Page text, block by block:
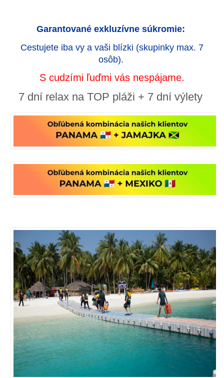
Garantované exkluzívne súkromie:
Cestujete iba vy a vaši blízki (skupinky max. 7
osôb).
S cudzími ľuďmi vás nespájame.
7 dní relax na TOP pláži + 7 dní výlety